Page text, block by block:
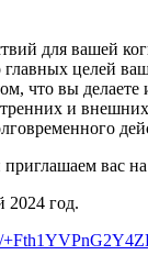
для вашей
главных целей
что вы делаете
и
вас
2024 год.